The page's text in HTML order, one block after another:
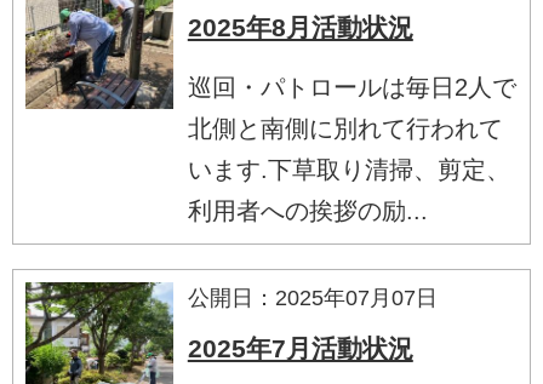
2025年8月活動状況
巡回・パトロールは毎日2人で
北側と南側に別れて行われて
います.下草取り清掃、剪定、
利用者への挨拶の励...
公開日：2025年07月07日
2025年7月活動状況